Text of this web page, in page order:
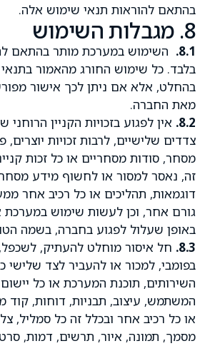
בהתאם להוראות תנאי שימוש אלה.
8. מגבלות השימוש
8.1.
השימוש במערכת מותר בהתאם
בלבד. כל שימוש החורג מהאמור
בהחלט, אלא אם ניתן לכך אישור
מאת החברה.
8.2. אין לפגוע בזכויות הקניין
צדדים שלישיים, לרבות זכויות יוצרים,
מסחר, סודות מסחריים או כל זכות
זה, נאסר למסור או לחשוף מידע
דוגמאות, תהליכים או כל רכיב אחר
גורם אחר, וכן לעשות שימוש במערכת
באופן שעלול לפגוע בחברה, בשמה
8.3. חל איסור מוחלט להעתיק,
בפומבי, למכור או להעביר לצד
השירותים, תוכנת המערכת או כל
המשתמש, עיצוב, תבניות, דוחות, קוד
או כל רכיב אחר ובכלל זה כל סמליל,
מסמך, תמונה, איור, תרשים, דמות,